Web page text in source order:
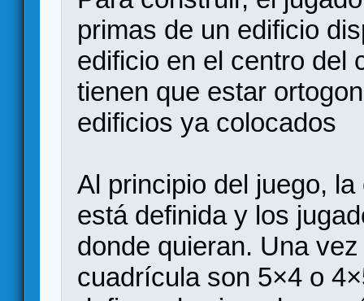
primas de un edificio
edificio en el centro del
tienen que estar
edificios ya colocados
Al principio del juego,
está definida y los
donde quieran. Una
cuadrícula son 5×4 o